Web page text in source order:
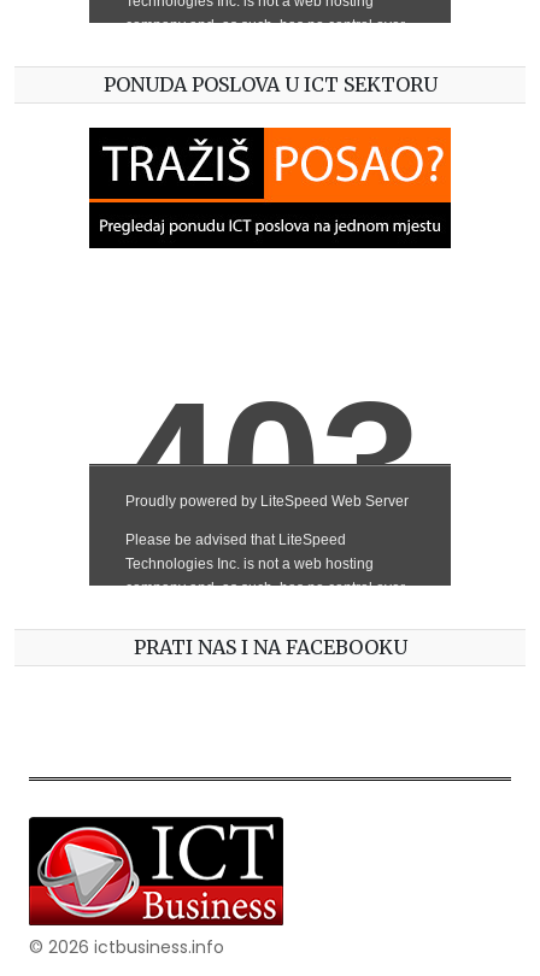
PONUDA POSLOVA U ICT SEKTORU
PRATI NAS I NA FACEBOOKU
© 2026 ictbusiness.info